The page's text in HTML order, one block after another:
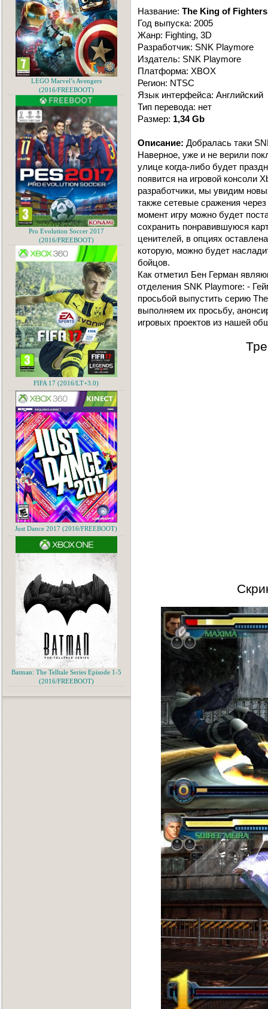
Название: The King of
Год выпуска: 2005
Жанр: Fighting, 3D
Разработчик: SNK Playmore
Издатель: SNK Playmore
Платформа: XBOX
Регион: NTSC
Язык интерфейса: Английский
Тип перевода: нет
Размер: 1,34 Gb
Описание: Добралась таки
Наверное, уже и не верили
улице когда-либо будет
появится на игровой консоли
разработчики, мы увидим
также сетевые сражения
момент игру можно будет
сохранить понравившуюся
ценителей, в опциях
которую, можно будет
бойцов.
Как отметил Бен Герман
отделения SNK Playmore: -
просьбой выпустить серию
выполняем их просьбу,
игровых проектов из нашей
LEGO Marvel’s Avengers
(2016/FREEBOOT)
Pro Evolution Soccer 2017
(2016/FREEBOOT)
FIFA 17 (2016/LT+3.0)
Just Dance 2017 (2016/FREEBOOT)
Batman: The Telltale Series Episode 1-5
(2016/FREEBOOT)